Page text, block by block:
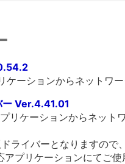
ケーションからネットワ
ー Ver.4.41.01
リケーションからネッ
ライバーとなりますの
プリケーションにてご使